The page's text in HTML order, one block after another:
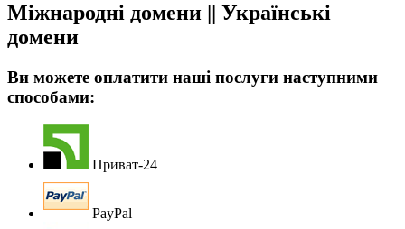
Міжнародні домени || Українські
домени
Ви можете оплатити наші послуги наступними
способами:
Приват-24
PayPal